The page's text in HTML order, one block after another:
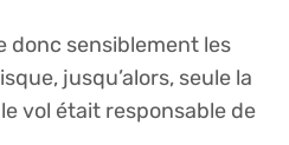
donc sensiblement les
jusqu’alors, seule la
vol était responsable de